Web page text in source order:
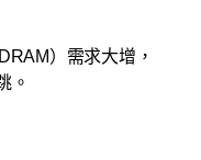
）需求大增，
。